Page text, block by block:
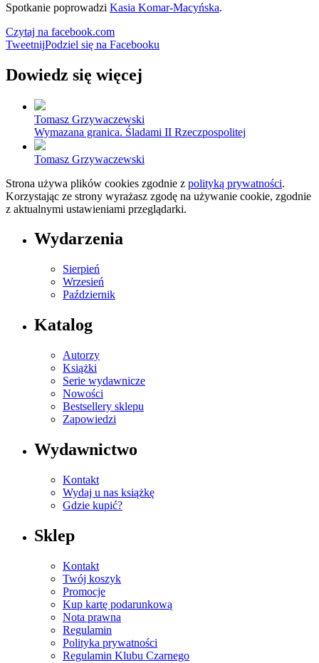
Spotkanie poprowadzi Kasia Komar-Macyńska.
Czytaj na facebook.com
TweetnijPodziel się na Facebooku
Dowiedz się więcej
Tomasz Grzywaczewski
Wymazana granica. Śladami II Rzeczpospolitej
Tomasz Grzywaczewski
Strona używa plików cookies zgodnie z polityką prywatności.
Korzystając ze strony wyrażasz zgodę na używanie cookie, zgodnie
z aktualnymi ustawieniami przeglądarki.
Wydarzenia
Sierpień
Wrzesień
Październik
Katalog
Autorzy
Książki
Serie wydawnicze
Nowości
Bestsellery sklepu
Zapowiedzi
Wydawnictwo
Kontakt
Wydaj u nas książkę
Gdzie kupić?
Sklep
Kontakt
Twój koszyk
Promocje
Kup kartę podarunkową
Nota prawna
Regulamin
Polityka prywatności
Regulamin Klubu Czarnego